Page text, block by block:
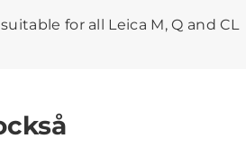
for all Leica M, Q and CL